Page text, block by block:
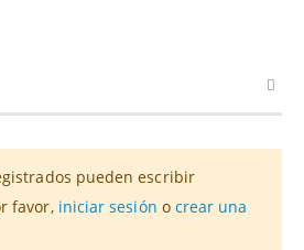
pueden escribir
favor, iniciar sesión o crear una